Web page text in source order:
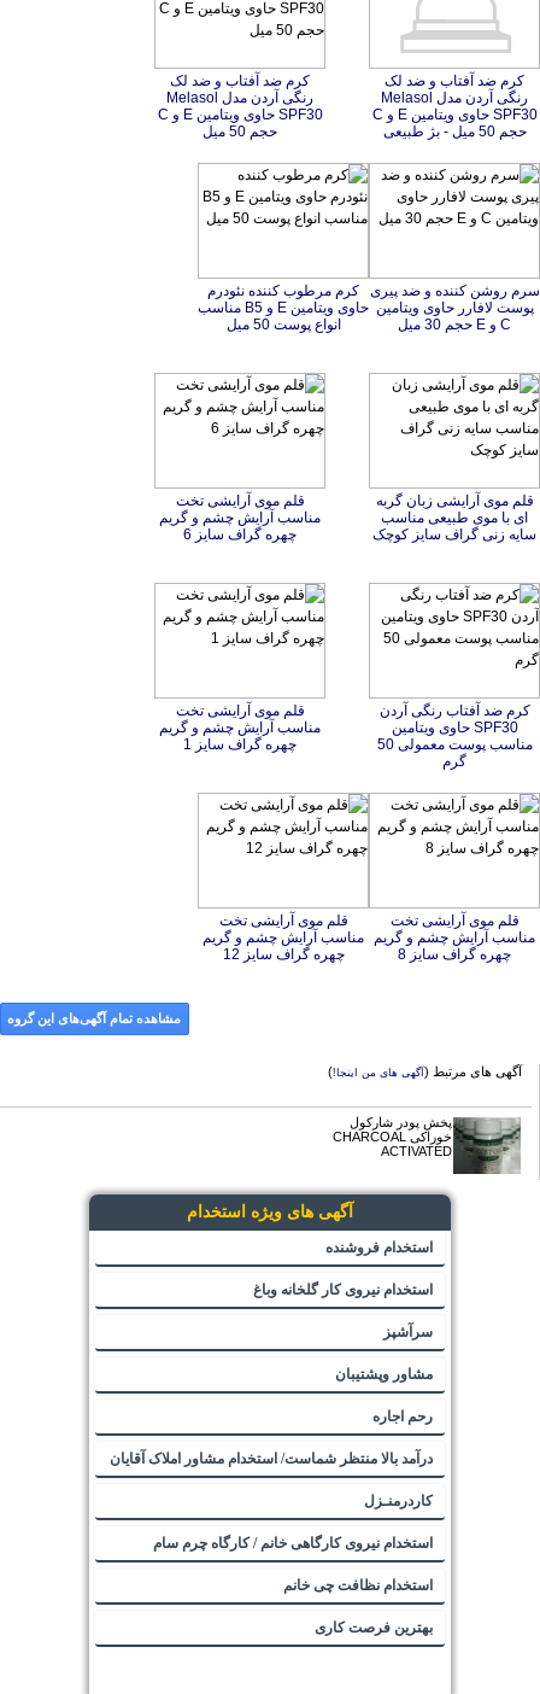
کرم ضد آفتاب و ضد لک
رنگی آردن مدل Melasol
SPF30 حاوی ویتامین E و C
حجم 50 میل - بژ طبیعی
کرم ضد آفتاب و ضد لک
رنگی آردن مدل Melasol
SPF30 حاوی ویتامین E و C
حجم 50 میل
سرم روشن کننده و ضد پیری
پوست لافارر حاوی ویتامین
C و E حجم 30 میل
کرم مرطوب کننده نئودرم
حاوی ویتامین E و B5 مناسب
انواع پوست 50 میل
قلم موی آرایشی زبان گربه
ای با موی طبیعی مناسب
سایه زنی گراف سایز کوچک
قلم موی آرایشی تخت
مناسب آرایش چشم و گریم
چهره گراف سایز 6
کرم ضد آفتاب رنگی آردن
SPF30 حاوی ویتامین
مناسب پوست معمولی 50
گرم
قلم موی آرایشی تخت
مناسب آرایش چشم و گریم
چهره گراف سایز 1
قلم موی آرایشی تخت
مناسب آرایش چشم و گریم
چهره گراف سایز 8
قلم موی آرایشی تخت
مناسب آرایش چشم و گریم
چهره گراف سایز 12
مشاهده تمام آگهی‌های این گروه
آگهی های مرتبط (آگهی های من اینجا!)
پخش پودر شارکول
خوراکی CHARCOAL
ACTIVATED
آگهی های ویژه استخدام
استخدام فروشنده
استخدام نیروی کار گلخانه وباغ
سرآشپز
مشاور وپشتیبان
رحم اجاره
درآمد بالا منتظر شماست/ استخدام مشاور املاک آقایان
کاردرمنـزل
استخدام نیروی کارگاهی خانم / کارگاه چرم سام
استخدام نظافت چی خانم
بهترین فرصت کاری